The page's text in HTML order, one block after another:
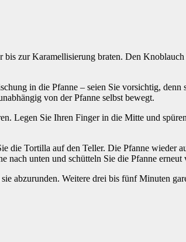
zur Karamellisierung braten. Den
in die Pfanne – seien Sie vorsichtig,
von der Pfanne selbst bewegt.
Legen Sie Ihren Finger in die Mitte und
Tortilla auf den Teller. Die Pfanne wieder
unten und schütteln Sie die Pfanne
abzurunden. Weitere drei bis fünf Minuten